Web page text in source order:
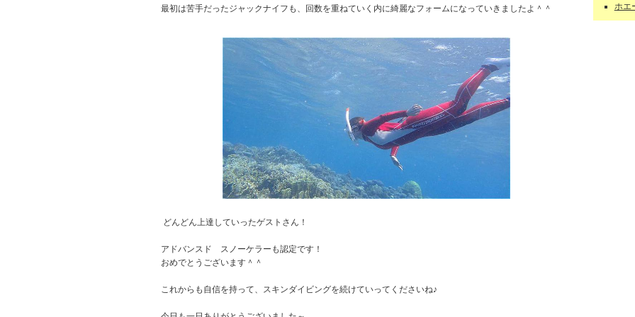
最初は苦手だったジャックナイフも、回数を重ねていく内に綺麗なフォームになっていきましたよ＾＾
どんどん上達していったゲストさん！
アドバンスド スノーケラーも認定です！
おめでとうございます＾＾
これからも自信を持って、スキンダイビングを続けていってくださいね♪
ホエ